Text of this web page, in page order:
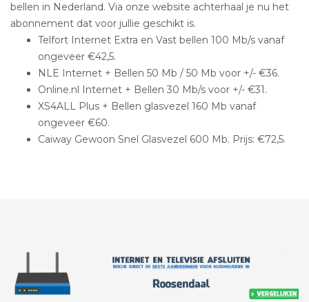
bellen in Nederland. Via onze website achterhaal je nu het
abonnement dat voor jullie geschikt is.
Telfort Internet Extra en Vast bellen 100 Mb/s vanaf
ongeveer €42,5.
NLE Internet + Bellen 50 Mb / 50 Mb voor +/- €36.
Online.nl Internet + Bellen 30 Mb/s voor +/- €31.
XS4ALL Plus + Bellen glasvezel 160 Mb vanaf
ongeveer €60.
Caiway Gewoon Snel Glasvezel 600 Mb. Prijs: €72,5.